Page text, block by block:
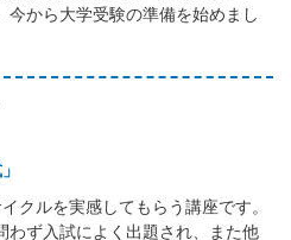
今から大学受験の準備を始めまし
クルを実感してもらう講座です。
わず入試によく出題され、また他